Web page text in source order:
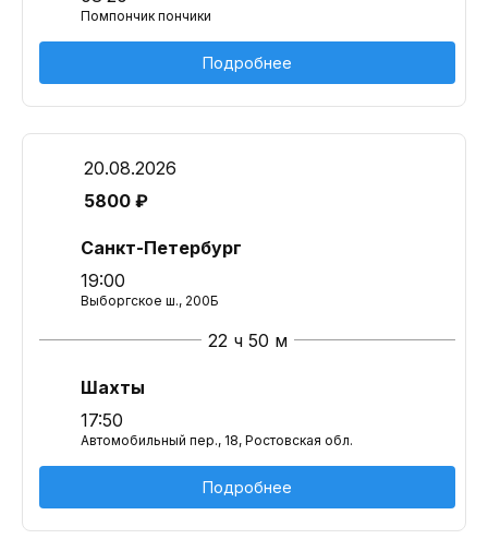
Помпончик пончики
Подробнее
20.08.2026
5800 ₽
Санкт-Петербург
19:00
Выборгское ш., 200Б
22 ч 50 м
Шахты
17:50
Автомобильный пер., 18, Ростовская обл.
Подробнее